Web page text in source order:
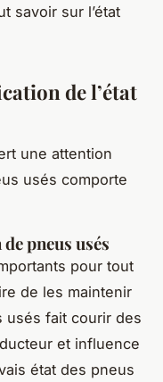
savoir sur l’état
de l’état
une attention
usés comporte
pneus usés
pour tout
de les maintenir
usés fait courir des
et influence
état des pneus